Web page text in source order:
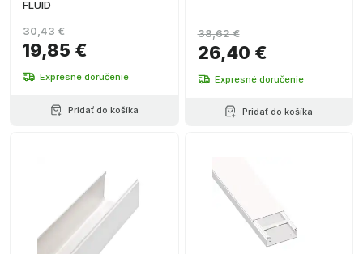
FLUID
19,85 €
30,43 €
Expresné doručenie
Pridať do košíka
26,40 €
38,62 €
Expresné doručenie
Pridať do košíka